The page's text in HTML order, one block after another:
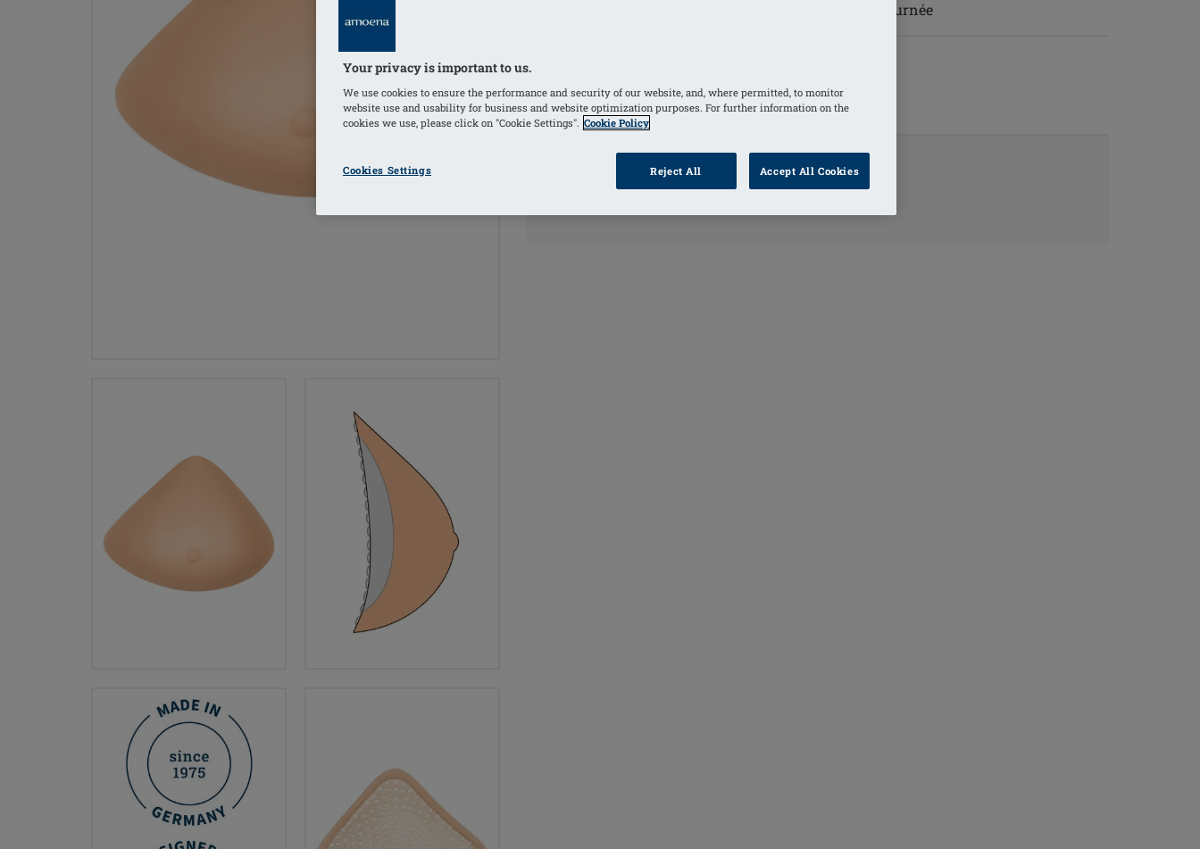
et offrir une sensation agréable tout au long de la journée
Ivoire(Sélectionné)
TROUVER UN INFORMATIONS
Your privacy is important to us.
We use cookies to ensure the performance and security of our website, and, where permitted, to monitor
website use and usability for business and website optimization purposes. For further information on the
cookies we use, please click on "Cookie Settings". Cookie Policy
Cookies Settings Reject All Accept All Cookies